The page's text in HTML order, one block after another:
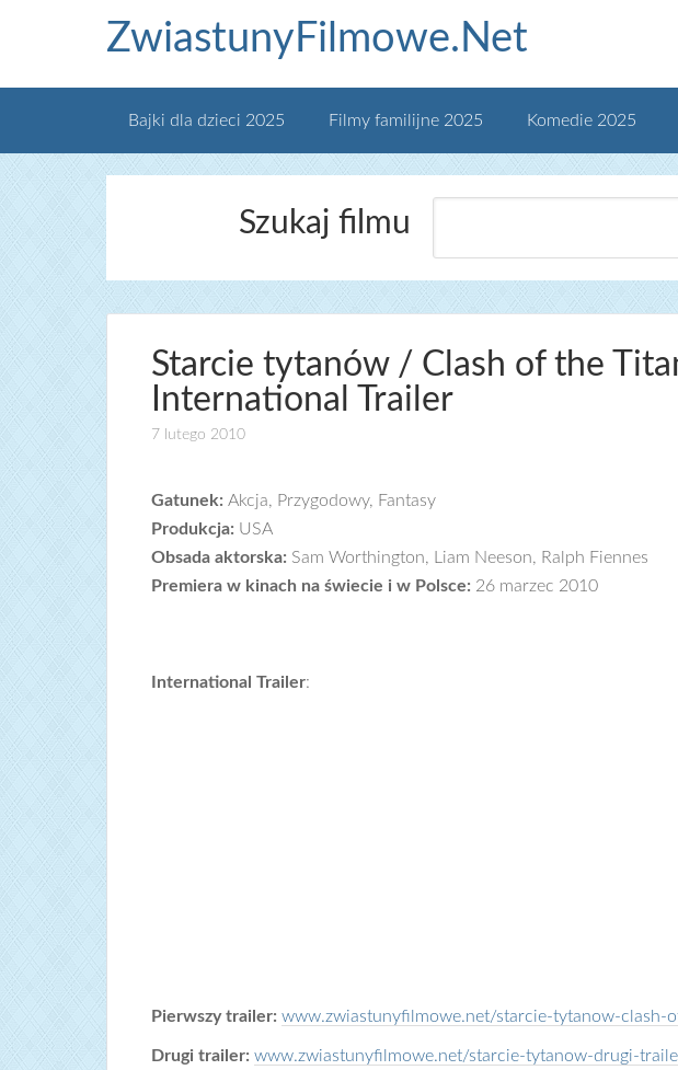
ZwiastunyFilmowe.Net
Bajki dla dzieci 2025 Filmy familijne 2025 Komedie 2025
Szukaj filmu
Starcie tytanów / Clash of the
International Trailer
7 lutego 2010
Gatunek: Akcja, Przygodowy, Fantasy
Produkcja: USA
Obsada aktorska: Sam Worthington, Liam Neeson, Ralph Fiennes
Premiera w kinach na świecie i w Polsce: 26 marzec 2010
International Trailer:
Pierwszy trailer: www.zwiastunyfilmowe.net/starcie-tytanow-clash-
Drugi trailer: www.zwiastunyfilmowe.net/starcie-tytanow-drugi-